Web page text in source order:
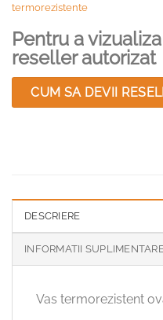
termorezistente
Pentru a
reseller autorizat
CUM SA DEVII
DESCRIERE
INFORMATII
Vas termorezistent